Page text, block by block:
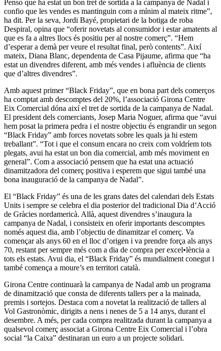
Penso que ha estat un bon tret de sortida a la campanya de Nadal i
confio que les vendes es mantinguin com a mínim al mateix ritme”,
ha dit. Per la seva, Jordi Bayé, propietari de la botiga de roba
Despiral, opina que “oferir novetats al consumidor i estar amatents al
que es fa a altres llocs és positiu per al nostre comerç”. “Hem
d’esperar a demà per veure el resultat final, però contents”. Així
mateix, Diana Blanc, dependenta de Casa Pijaume, afirma que “ha
estat un divendres diferent, amb més vendes i afluència de clients
que d’altres divendres”.
Amb aquest primer “Black Friday”, que en bona part dels comerços
ha comptat amb descomptes del 20%, l’associació Girona Centre
Eix Comercial dóna així el tret de sortida de la campanya de Nadal.
El president dels comerciants, Josep Maria Noguer, afirma que “avui
hem posat la primera pedra i el nostre objectiu és engrandir un segon
“Black Friday” amb forces novetats sobre les quals ja hi estem
treballant”. “Tot i que el consum encara no creix com voldríem tots
plegats, avui ha estat un bon dia comercial, amb més moviment en
general”. Com a associació pensem que ha estat una actuació
dinamitzadora del comerç positiva i esperem que sigui també una
bona inauguració de la campanya de Nadal”.
El “Black Friday” és una de les grans dates del calendari dels Estats
Units i sempre se celebra el dia posterior del tradicional Dia d’Acció
de Gràcies nordamericà. Allà, aquest divendres s’inaugura la
campanya de Nadal, i consisteix en oferir importants descomptes
només aquest dia, amb l’objectiu de dinamitzar el comerç. Va
començar als anys 60 en el lloc d’origen i va prendre força als anys
70, restant per sempre més com a dia de compra per excel•lència a
tots els estats. Avui dia, el “Black Friday” és mundialment conegut i
també comença a moure’s en territori català.
Girona Centre continuarà la campanya de Nadal amb un programa
de dinamització que consta de diferents tallers per a la mainada,
premis i sortejos. Destaca com a novetat la realització de tallers al
Vol Gastronòmic, dirigits a nens i nenes de 5 a 14 anys, durant el
desembre. A més, per cada compra realitzada durant la campanya a
qualsevol comerç associat a Girona Centre Eix Comercial i l’obra
social “la Caixa” destinaran un euro a un projecte solidari.